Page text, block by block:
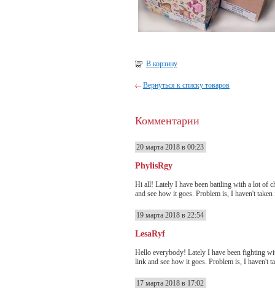
В корзину
Вернуться к списку товаров
Комментарии
20 марта 2018 в 00:23
PhylisRgy
Hi all! Lately I have been battling with a lot of
and see how it goes. Problem is, I haven't
19 марта 2018 в 22:54
LesaRyf
Hello everybody! Lately I have been fighting
link and see how it goes. Problem is, I haven't
17 марта 2018 в 17:02